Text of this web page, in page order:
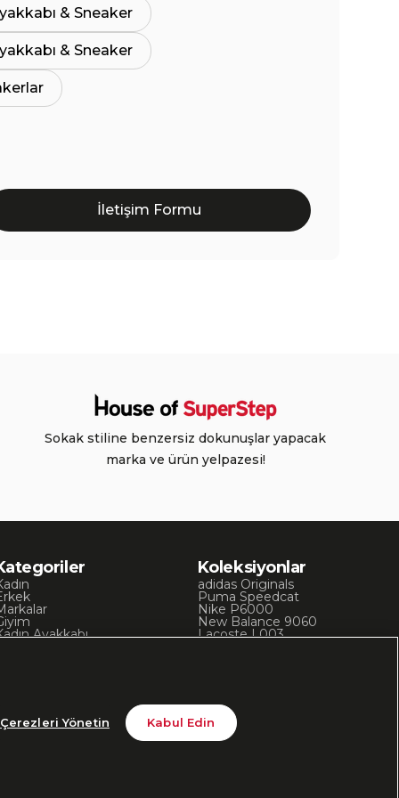
& Sneaker
& Sneaker
İletişim Formu
Sokak stiline benzersiz dokunuşlar yapacak
marka ve ürün yelpazesi!
Ayakkabı
Koleksiyonlar
adidas Originals
Puma Speedcat
Nike P6000
New Balance 9060
Lacoste L003
Çerezleri Yönetin Kabul Edin